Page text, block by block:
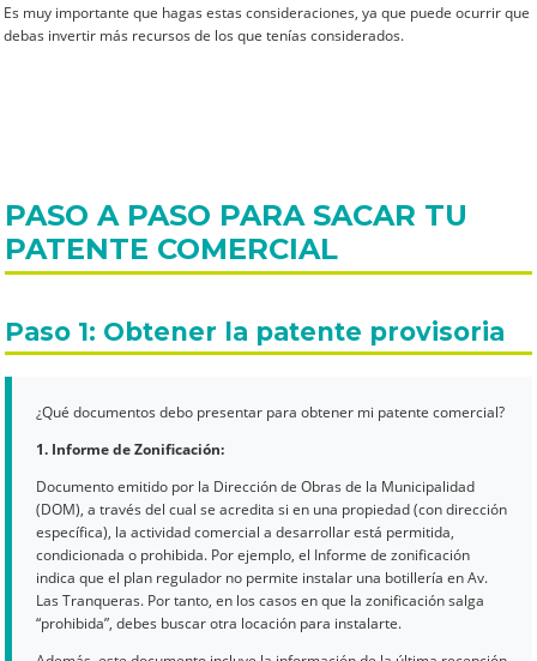
Es muy importante que hagas estas consideraciones, ya que puede ocurrir que
debas invertir más recursos de los que tenías considerados.
PASO A PASO PARA SACAR TU
PATENTE COMERCIAL
Paso 1: Obtener la patente provisoria
¿Qué documentos debo presentar para obtener mi patente comercial?
1. Informe de Zonificación:
Documento emitido por la Dirección de Obras de la Municipalidad
(DOM), a través del cual se acredita si en una propiedad (con dirección
específica), la actividad comercial a desarrollar está permitida,
condicionada o prohibida. Por ejemplo, el Informe de zonificación
indica que el plan regulador no permite instalar una botillería en Av.
Las Tranqueras. Por tanto, en los casos en que la zonificación salga
“prohibida”, debes buscar otra locación para instalarte.